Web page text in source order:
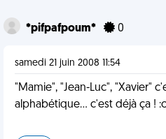
*pifpafpoum* 0
samedi 21 juin 2008 11:54
"Mamie", "Jean-Luc", "Xavier"
alphabétique... c'est déjà ça !